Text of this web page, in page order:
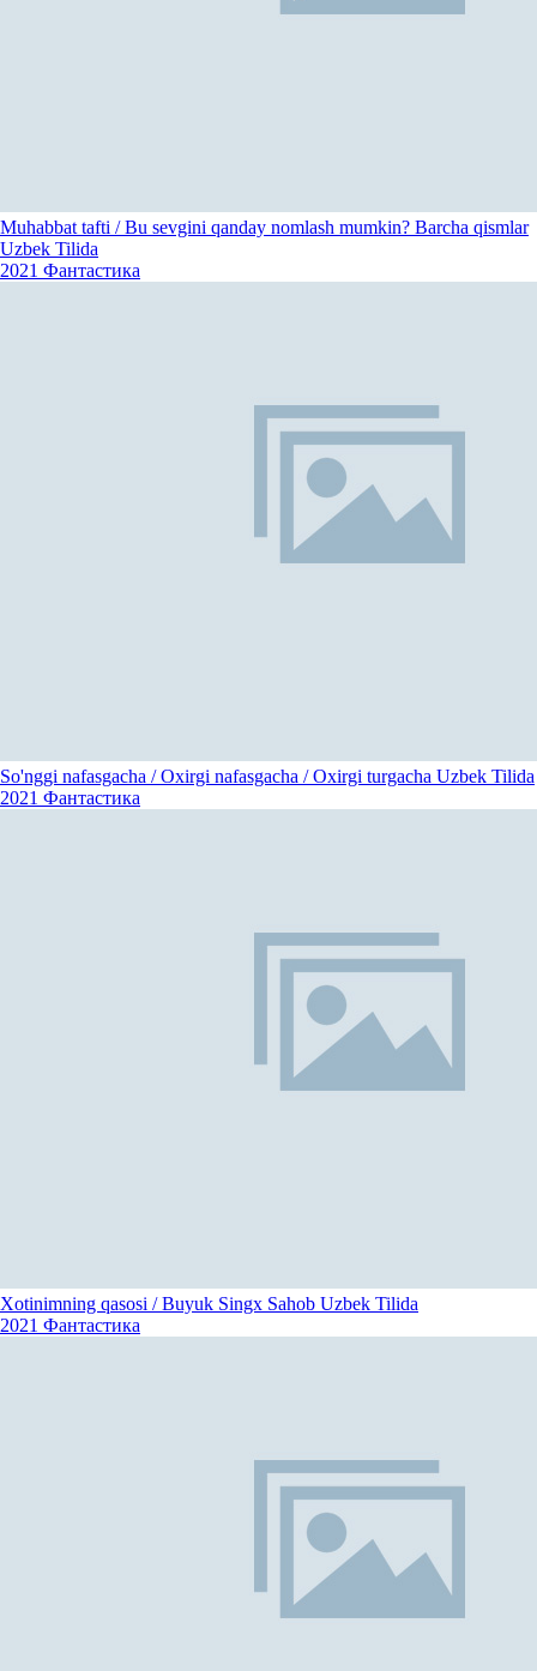
Muhabbat tafti / Bu sevgini qanday nomlash mumkin? Barcha qismlar
Uzbek Tilida
2021 Фантастика
So'nggi nafasgacha / Oxirgi nafasgacha / Oxirgi turgacha Uzbek Tilida
2021 Фантастика
Xotinimning qasosi / Buyuk Singx Sahob Uzbek Tilida
2021 Фантастика